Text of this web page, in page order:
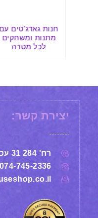
חנות גאדג'טים עם
מתנות ומשחקים
לכל מטרה
יצירת קשר:
רח' 284 31 עכו 9071342
074-745-2336